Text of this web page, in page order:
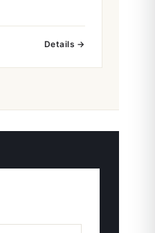
Details →